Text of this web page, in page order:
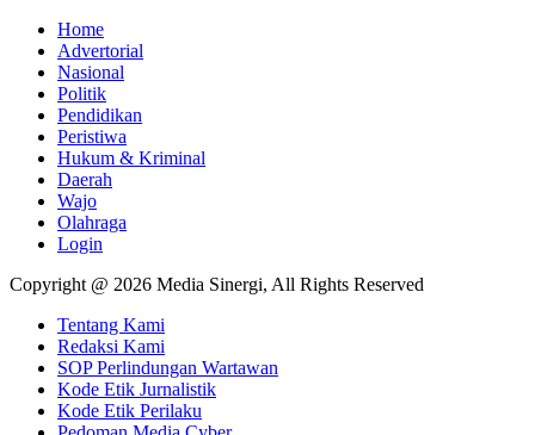
Home
Advertorial
Nasional
Politik
Pendidikan
Peristiwa
Hukum & Kriminal
Daerah
Wajo
Olahraga
Login
Copyright @ 2026 Media Sinergi, All Rights Reserved
Tentang Kami
Redaksi Kami
SOP Perlindungan Wartawan
Kode Etik Jurnalistik
Kode Etik Perilaku